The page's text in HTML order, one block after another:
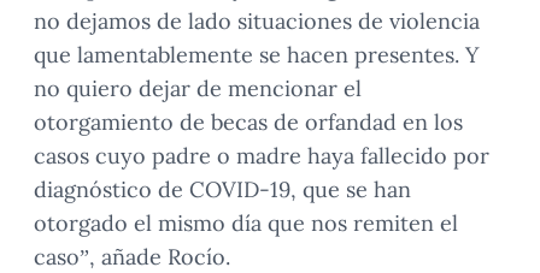
no dejamos de lado situaciones de violencia
que lamentablemente se hacen presentes. Y
no quiero dejar de mencionar el
otorgamiento de becas de orfandad en los
casos cuyo padre o madre haya fallecido por
diagnóstico de COVID-19, que se han
otorgado el mismo día que nos remiten el
caso”, añade Rocío.